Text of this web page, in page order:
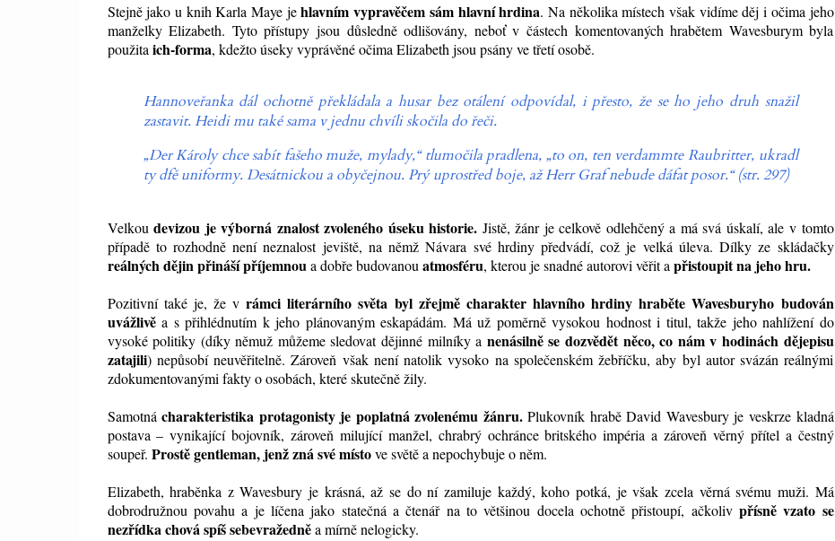
Stejně jako u knih Karla Maye jehlavním vypravěčem sám hlavní hrdina. Na několika místech však vidíme děj i očima jeho
manželky Elizabeth. Tyto přístupy jsou důsledně odlišovány, neboť v částech komentovaných hrabětem Wavesburym byla
použita ich-forma, kdežto úseky vyprávěné očima Elizabeth jsou psány ve třetí osobě.
Hannoveřanka dál ochotně překládala a husar bez otálení odpovídal, i přesto, že se ho jeho druh snažil
zastavit. Heidi mu také sama v jednu chvíli skočila do řeči.
„DerKároly chce sabít fašeho muže, mylady,“ tlumočila pradlena, „to on, ten verdammte Raubritter, ukradl
ty dfě uniformy. Desátnickou a obyčejnou. Prý uprostřed boje, ažHerr Grafnebude dáfat posor.“ (str. 297)
Velkoudevizou je výborná znalost zvoleného úseku historie. Jistě, žánr je celkově odlehčený a má svá úskalí, ale v tomto
případě to rozhodně není neznalost jeviště, na němž Návara své hrdiny předvádí, což je velká úleva. Dílky ze skládačky
reálných dějin přináší příjemnou a dobře budovanou atmosféru, kterou je snadné autorovi věřit a přistoupit na jeho hru.
Pozitivní také je, že vrámci literárního světa byl zřejmě charakter hlavního hrdiny hraběte Wavesburyho budován
uvážlivěa s přihlédnutím k jeho plánovaným eskapádám. Má už poměrně vysokou hodnost i titul, takže jeho nahlížení do
vysoké politiky (díky němuž můžeme sledovat dějinné milníky a nenásilně se dozvědět něco, co nám v hodinách dějepisu
zatajili) nepůsobí neuvěřitelně. Zároveň však není natolik vysoko na společenském žebříčku, aby byl autor svázán reálnými
zdokumentovanými fakty o osobách, které skutečně žily.
Samotnácharakteristika protagonisty je poplatná zvolenému žánru.Plukovník hrabě David Wavesbury je veskrze kladná
postava – vynikající bojovník, zároveň milující manžel, chrabrý ochránce britského impéria a zároveň věrný přítel a čestný
soupeř. Prostě gentleman, jenž zná své místove světě a nepochybuje o něm.
Elizabeth, hraběnka z Wavesbury je krásná, až se do ní zamiluje každý, koho potká, je však zcela věrná svému muži. Má
dobrodružnou povahu a je líčena jako statečná a čtenář na to většinou docela ochotně přistoupí, ačkoliv přísně vzato se
nezřídka chová spíš sebevražedněa mírně nelogicky.